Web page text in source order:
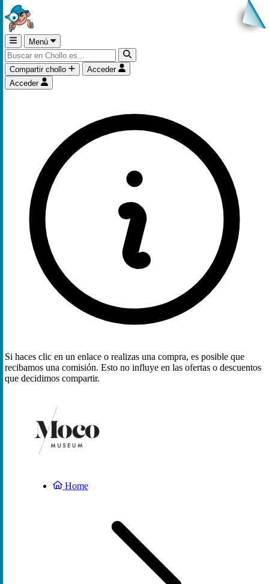
Menú
Compartir chollo
Acceder
Acceder
Si haces clic en un enlace o realizas una compra, es posible que
recibamos una comisión. Esto no influye en las ofertas o descuentos
que decidimos compartir.
Home